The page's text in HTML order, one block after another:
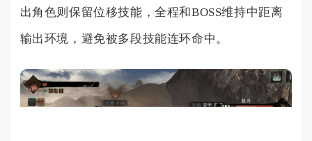
出角色则保留位移技能，全程和BOSS维持中距离
输出环境，避免被多段技能连环命中。